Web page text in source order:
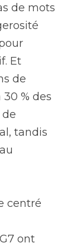
de mots
Et
de
30 % des
tandis
centré
ont